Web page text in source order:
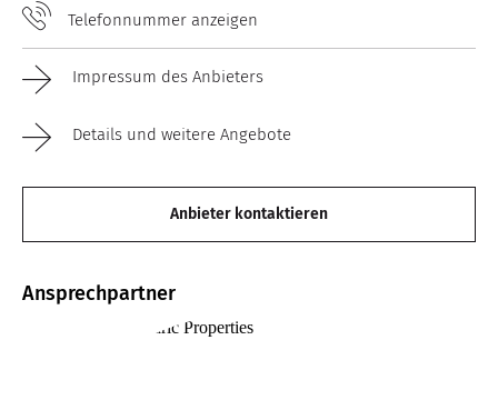
Telefonnummer anzeigen
Impressum des Anbieters
Details und weitere Angebote
Anbieter kontaktieren
Ansprechpartner